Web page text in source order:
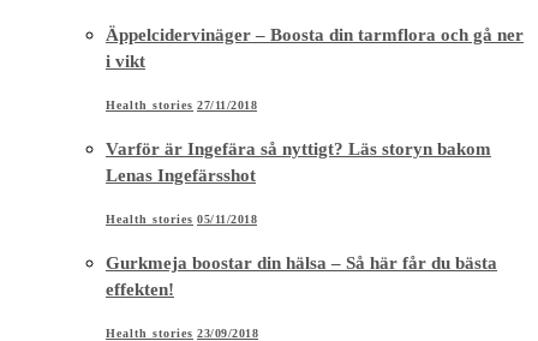
Äppelcidervinäger – Boosta din tarmflora och gå ner
i vikt
Health stories 27/11/2018
Varför är Ingefära så nyttigt? Läs storyn bakom
Lenas Ingefärsshot
Health stories 05/11/2018
Gurkmeja boostar din hälsa – Så här får du bästa
effekten!
Health stories 23/09/2018